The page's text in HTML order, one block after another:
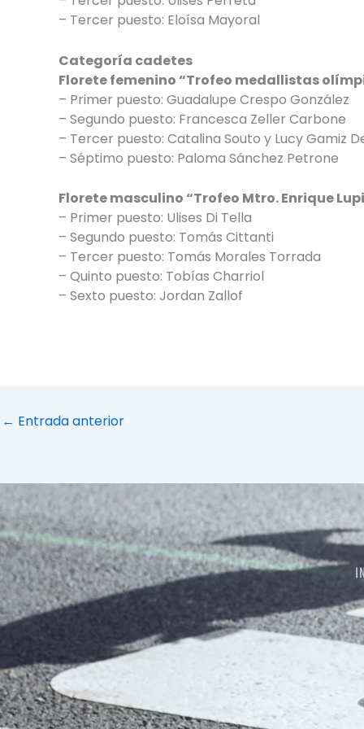
– Tercer puesto: Eloísa Mayoral
Categoría cadetes
Florete femenino “Trofeo medallistas
– Primer puesto: Guadalupe Crespo González
– Segundo puesto: Francesca Zeller Carbone
– Tercer puesto: Catalina Souto y Lucy Gamiz
– Séptimo puesto: Paloma Sánchez Petrone
Florete masculino “Trofeo Mtro. Enrique
– Primer puesto: Ulises Di Tella
– Segundo puesto: Tomás Cittanti
– Tercer puesto: Tomás Morales Torrada
– Quinto puesto: Tobías Charriol
– Sexto puesto: Jordan Zallof
← Entrada anterior